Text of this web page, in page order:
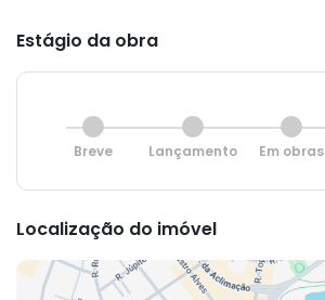
Estágio da obra
Breve Lançamento Em obras
Localização do imóvel